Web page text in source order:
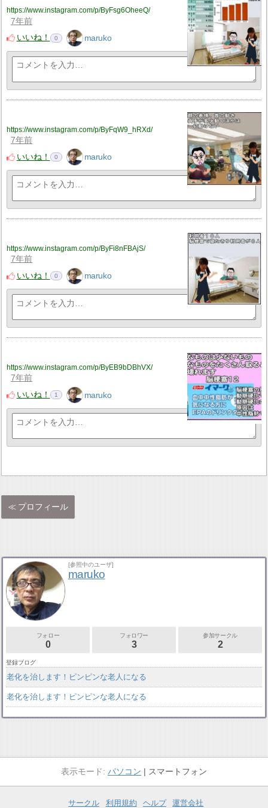
https://www.instagram.com/p/ByFsg6OheeQ/
7年前
いいね！
0 maruko
https://www.instagram.com/p/ByFqW9_hRXd/
7年前
いいね！
0 maruko
https://www.instagram.com/p/ByFi8nFBAjS/
7年前
いいね！
0 maruko
https://www.instagram.com/p/ByEB9bDBhVX/
7年前
いいね！
1 maruko
プロフィール
[参照中のユーザ]
maruko
フォロー
0
フォロワー
3
参加サークル
2
登録ブログ
老化を治します！ピンピンな老人になる
老化を治します！ピンピンな老人になる
パソコン スマートフォン
サークル 利用規約 ヘルプ 運営会社